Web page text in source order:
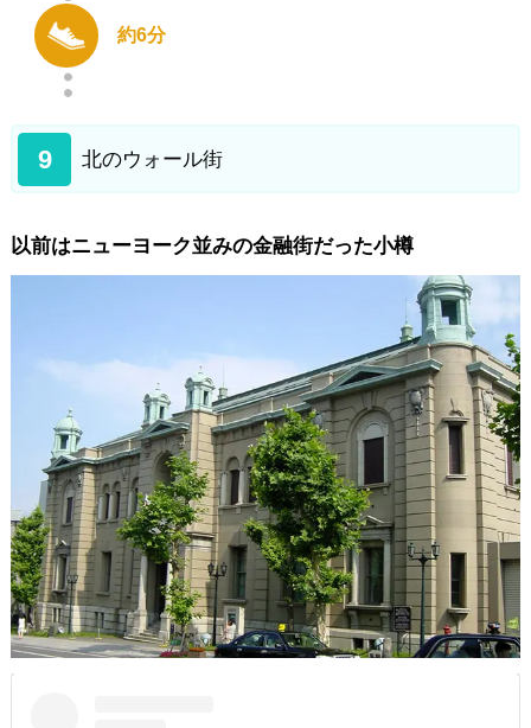
約6分
9 北のウォール街
以前はニューヨーク並みの金融街だった小樽